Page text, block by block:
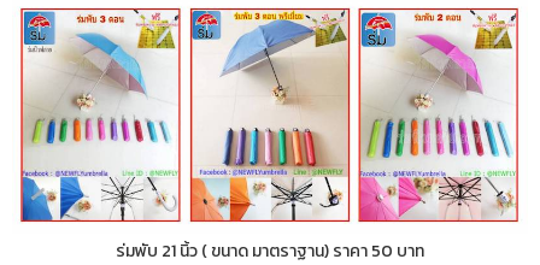
ร่มพับ 21 นิ้ว ( ขนาด มาตราฐาน) ราคา 50 บาท